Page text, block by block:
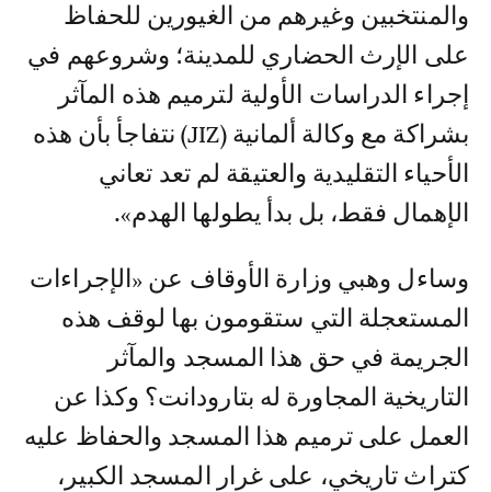
والمنتخبين وغيرهم من الغيورين للحفاظ
على الإرث الحضاري للمدينة؛ وشروعهم في
إجراء الدراسات الأولية لترميم هذه المآثر
بشراكة مع وكالة ألمانية (JIZ) نتفاجأ بأن هذه
الأحياء التقليدية والعتيقة لم تعد تعاني
الإهمال فقط، بل بدأ يطولها الهدم».
وساءل وهبي وزارة الأوقاف عن «الإجراءات
المستعجلة التي ستقومون بها لوقف هذه
الجريمة في حق هذا المسجد والمآثر
التاريخية المجاورة له بتارودانت؟ وكذا عن
العمل على ترميم هذا المسجد والحفاظ عليه
كتراث تاريخي، على غرار المسجد الكبير،